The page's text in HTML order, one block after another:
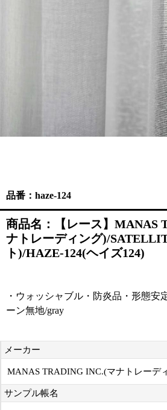
品番：haze-124
商品名：【レース】MANAS
ナトレーディング)/
ト)/HAZE-124(ヘイズ124)
・ウォッシャブル・防炎品・形態安
ーン無地/gray
メーカー
MANAS TRADING INC.(マナトレーデ
サンプル帳名